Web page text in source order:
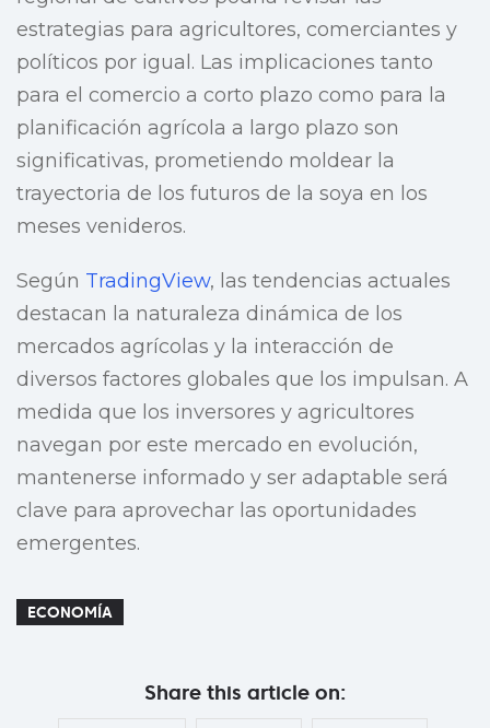
estrategias para agricultores, comerciantes y
políticos por igual. Las implicaciones tanto
para el comercio a corto plazo como para la
planificación agrícola a largo plazo son
significativas, prometiendo moldear la
trayectoria de los futuros de la soya en los
meses venideros.
Según TradingView, las tendencias actuales
destacan la naturaleza dinámica de los
mercados agrícolas y la interacción de
diversos factores globales que los impulsan. A
medida que los inversores y agricultores
navegan por este mercado en evolución,
mantenerse informado y ser adaptable será
clave para aprovechar las oportunidades
emergentes.
ECONOMÍA
Share this article on: